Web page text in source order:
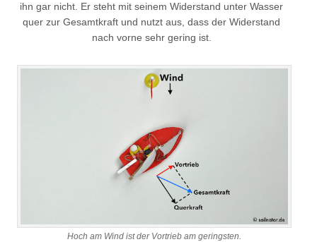
ihn gar nicht. Er steht mit seinem Widerstand unter Wasser
quer zur Gesamtkraft und nutzt aus, dass der Widerstand
nach vorne sehr gering ist.
Hoch am Wind ist der Vortrieb am geringsten.